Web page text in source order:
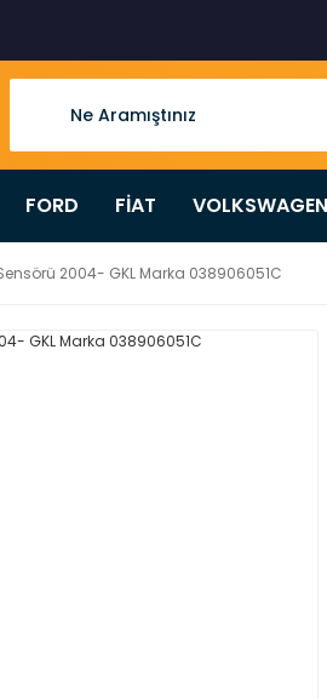
FORD FİAT VOLKSWAGEN
2004- GKL Marka 038906051C